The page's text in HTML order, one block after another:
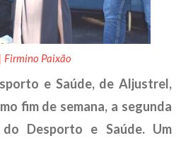
Firmino Paixão
e Saúde, de Aljustrel,
fim de semana, a segunda
Desporto e Saúde. Um